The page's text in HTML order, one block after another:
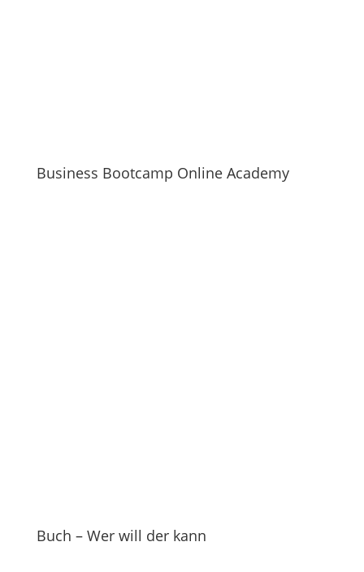
Business Bootcamp Online Academy
Buch – Wer will der kann